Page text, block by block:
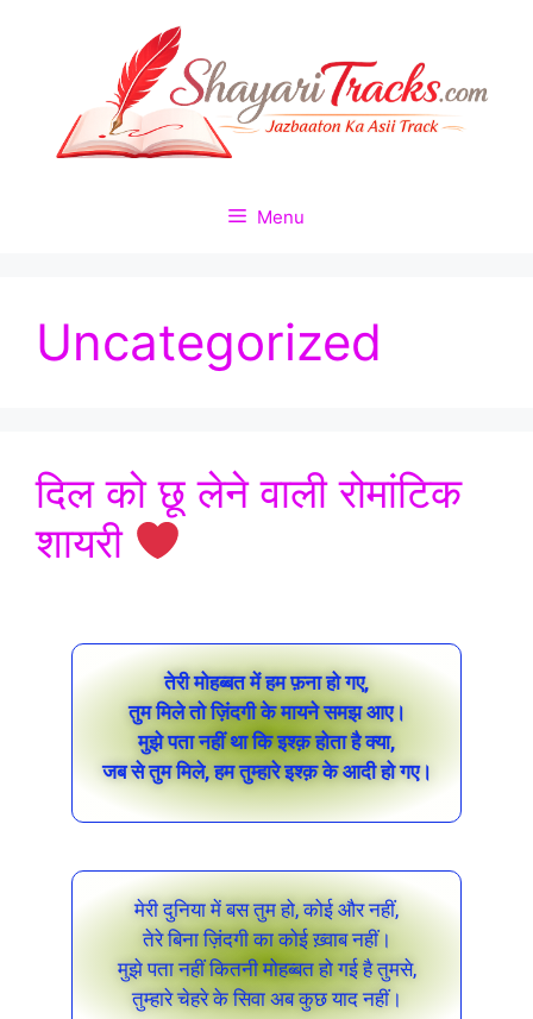
Menu
Uncategorized
दिल को छू लेने वाली रोमांटिक
शायरी
तेरी मोहब्बत में हम फ़ना हो गए,
तुम मिले तो ज़िंदगी के मायने समझ आए।
मुझे पता नहीं था कि इश्क़ होता है क्या,
जब से तुम मिले, हम तुम्हारे इश्क़ के आदी हो गए।
मेरी दुनिया में बस तुम हो, कोई और नहीं,
तेरे बिना ज़िंदगी का कोई ख़्वाब नहीं।
मुझे पता नहीं कितनी मोहब्बत हो गई है तुमसे,
तुम्हारे चेहरे के सिवा अब कुछ याद नहीं।